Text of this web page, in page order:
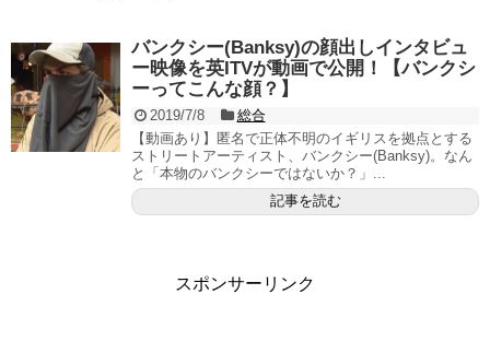
バンクシー(Banksy)の顔出しインタビュ
ー映像を英ITVが動画で公開！【バンクシ
ーってこんな顔？】
2019/7/8
総合
【動画あり】匿名で正体不明のイギリスを拠点とする
ストリートアーティスト、バンクシー(Banksy)。なん
と「本物のバンクシーではないか？」...
記事を読む
スポンサーリンク